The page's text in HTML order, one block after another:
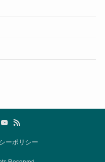
ーポリシー